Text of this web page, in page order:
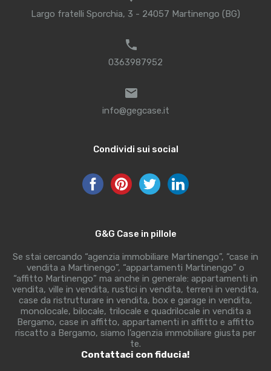
Largo fratelli Sporchia, 3 - 24057 Martinengo (BG)
0363987952
info@gegcase.it
Condividi sui social
G&G Case in pillole
Se stai cercando “agenzia immobiliare Martinengo”, “case in
vendita a Martinengo”, “appartamenti Martinengo” o
“affitto Martinengo” ma anche in generale: appartamenti in
vendita, ville in vendita, rustici in vendita, terreni in vendita,
case da ristrutturare in vendita, box e garage in vendita,
monolocale, bilocale, trilocale e quadrilocale in vendita a
Bergamo, case in affitto, appartamenti in affitto e affitto
riscatto a Bergamo, siamo l’agenzia immobiliare giusta per
te.
Contattaci con fiducia!